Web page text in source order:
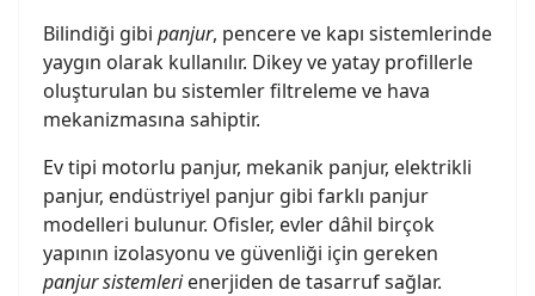
Bilindiği gibi panjur, pencere ve kapı sistemlerinde
yaygın olarak kullanılır. Dikey ve yatay profillerle
oluşturulan bu sistemler filtreleme ve hava
mekanizmasına sahiptir.
Ev tipi motorlu panjur, mekanik panjur, elektrikli
panjur, endüstriyel panjur gibi farklı panjur
modelleri bulunur. Ofisler, evler dâhil birçok
yapının izolasyonu ve güvenliği için gereken
panjur sistemlerienerjiden de tasarruf sağlar.